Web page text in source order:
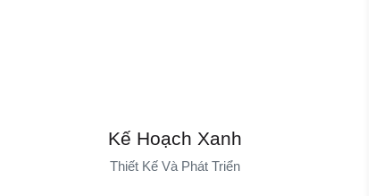
Kế Hoạch Xanh
Thiết Kế Và Phát Triển
DAYIN Đạt Chứng Nhận GRS (Chứng Nhận Tái Chế Toàn Cầu),
Tiết Kiệm Năng Lượng, Giảm Chi Phí Và Sử Dụng Vật Liệu Tái